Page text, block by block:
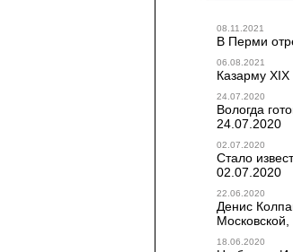
08.11.2021
В Перми
06.08.2021
Казарму
24.07.2020
Вологда
24.07.2020
02.07.2020
Стало
02.07.2020
22.06.2020
Денис
18.06.2020